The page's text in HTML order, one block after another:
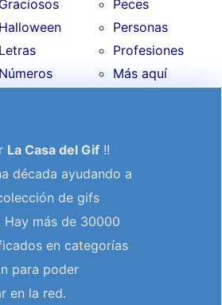
Graciosos
Halloween
Letras
Números
Peces
Personas
Profesiones
Más aquí
La Casa del Gif !!
década ayudando a
de gifs
Hay más de 30000
en categorías
para poder
en la red.